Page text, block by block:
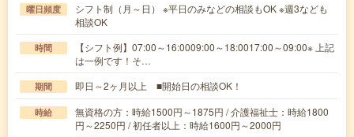
曜日頻度
シフト制（月～日） ※平日のみなどの相談もOK ※週3なども
相談OK
時間
【シフト例】07:00～16:0009:00～18:0017:00～09:00※ 上記
は一例です！そ…
期間 即日～2ヶ月以上 ■開始日の相談OK！
時給
無資格の方：時給1500円～1875円 / 介護福祉士：時給1800
円～2250円 / 初任者以上：時給1600円～2000円